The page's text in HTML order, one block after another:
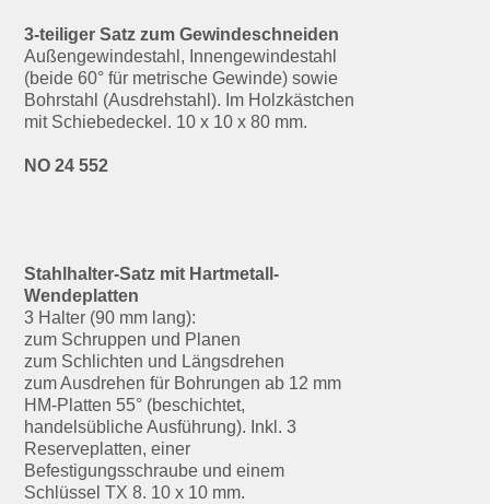
3-teiliger Satz zum Gewindeschneiden
Außengewindestahl, Innengewindestahl
(beide 60° für metrische Gewinde) sowie
Bohrstahl (Ausdrehstahl). Im Holzkästchen
mit Schiebedeckel. 10 x 10 x 80 mm.
NO 24 552
Stahlhalter-Satz mit Hartmetall-
Wendeplatten
3 Halter (90 mm lang):
zum Schruppen und Planen
zum Schlichten und Längsdrehen
zum Ausdrehen für Bohrungen ab 12 mm
HM-Platten 55° (beschichtet,
handelsübliche Ausführung). Inkl. 3
Reserveplatten, einer
Befestigungsschraube und einem
Schlüssel TX 8. 10 x 10 mm.